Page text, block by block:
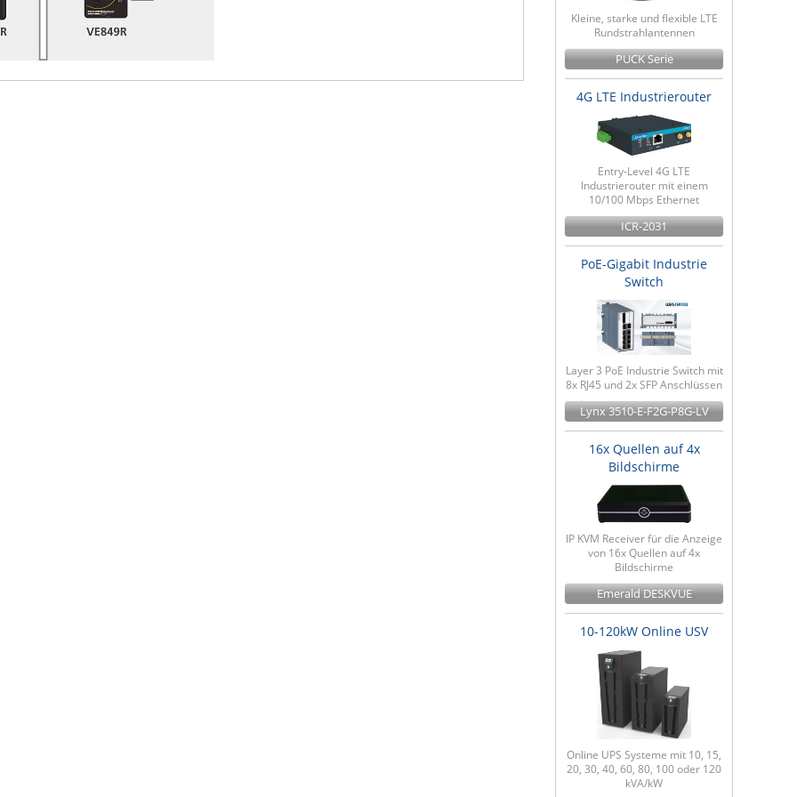
Kleine, starke und flexible LTE
Rundstrahlantennen
PUCK Serie
4G LTE Industrierouter
Entry-Level 4G LTE
Industrierouter mit einem
10/100 Mbps Ethernet
ICR-2031
PoE-Gigabit Industrie
Switch
Layer 3 PoE Industrie Switch mit
8x RJ45 und 2x SFP Anschlüssen
Lynx 3510-E-F2G-P8G-LV
16x Quellen auf 4x
Bildschirme
IP KVM Receiver für die Anzeige
von 16x Quellen auf 4x
Bildschirme
Emerald DESKVUE
10-120kW Online USV
Online UPS Systeme mit 10, 15,
20, 30, 40, 60, 80, 100 oder 120
kVA/kW